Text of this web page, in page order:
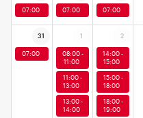
07:00 07:00 07:00
31 1 2
07:00
08:00 -
11:00
14:00 -
15:00
11:00 -
13:00
15:00 -
18:00
13:00 -
14:00
18:00 -
19:00